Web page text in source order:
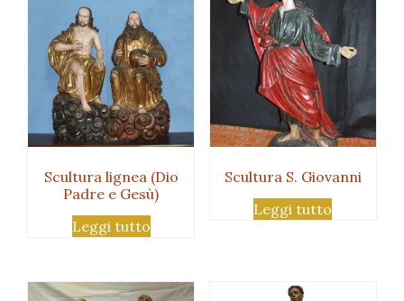
Scultura lignea (Dio
Padre e Gesù)
Leggi tutto
Scultura S. Giovanni
Leggi tutto